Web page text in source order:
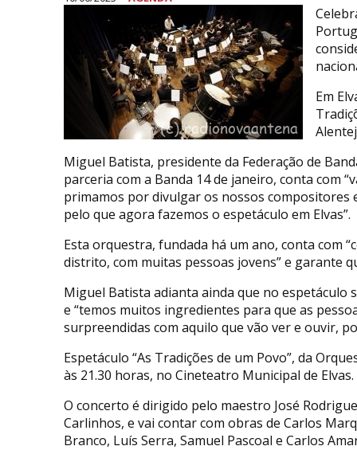
Em
Miguel Batista, presidente da Federação de
parceria com a Banda 14 de janeiro, conta com
primamos por divulgar os nossos compositores
pelo que agora fazemos o espetáculo em Elvas”.
Esta orquestra, fundada há um ano, conta com
distrito, com muitas pessoas jovens” e garante
Miguel Batista adianta ainda que no espetáculo
e “temos muitos ingredientes para que as
surpreendidas com aquilo que vão ver e ouvir,
Espetáculo “As Tradições de um Povo”, da
às 21.30 horas, no Cineteatro Municipal de Elvas.
O concerto é dirigido pelo maestro José
Carlinhos, e vai contar com obras de Carlos
Branco, Luís Serra, Samuel Pascoal e Carlos